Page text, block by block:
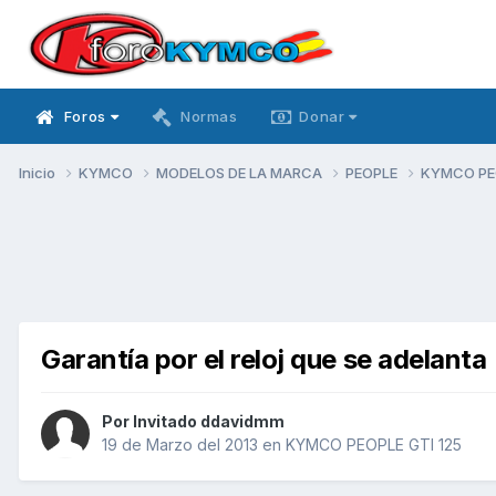
Foros Normas Donar
Inicio KYMCO MODELOS DE LA MARCA PEOPLE KYMCO
Garantía por el reloj que se adelanta
Por Invitado ddavidmm
19 de Marzo del 2013 en KYMCO PEOPLE GTI 125